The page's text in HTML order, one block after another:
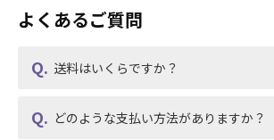
よくあるご質問
送料はいくらですか？
どのような支払い方法がありますか？